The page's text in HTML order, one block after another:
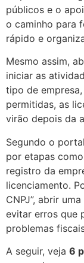
públicos e o
o caminho para
rápido e
Mesmo assim,
iniciar as
tipo de
permitidas, as
virão depois da
Segundo o
por etapas
registro da
licenciamento.
CNPJ”, abrir
evitar erros que
problemas
A seguir, veja 6